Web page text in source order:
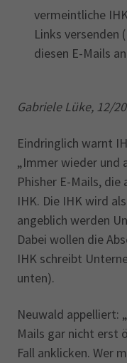
vermeintliche
Links versenden
diesen E-Mails
Gabriele Lüke, 12/
Eindringlich warnt
„Immer wieder und
Phisher E-Mails, die
IHK. Die IHK wird
angeblich werden
Dabei wollen die
IHK schreibt
unten).
Neuwald appelliert:
Mails gar nicht erst
Fall anklicken. Wer